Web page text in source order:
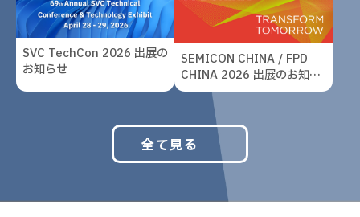
SVC TechCon 2026 出展の
お知らせ
SEMICON CHINA / FPD
CHINA 2026 出展のお知ら
せ
全て見る